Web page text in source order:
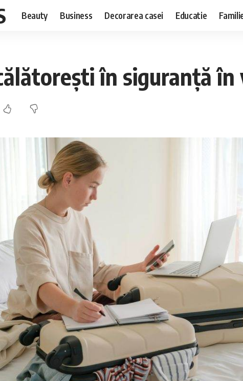
Beauty Business Decorarea casei Educatie
în siguranță